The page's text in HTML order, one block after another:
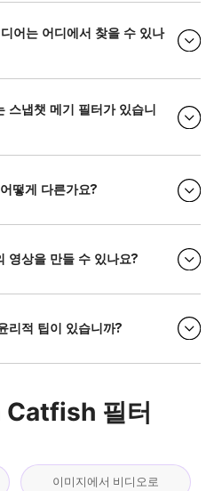
어는 어디에서 찾을 수 있나
스냅챗 메기 필터가 있습니
떻게 다른가요?
영상을 만들 수 있나요?
리적 팁이 있습니까?
필터
이미지에서 비디오로